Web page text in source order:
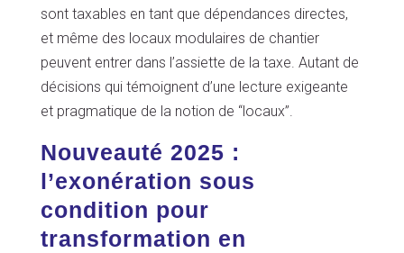
sont taxables en tant que dépendances directes,
et même des locaux modulaires de chantier
peuvent entrer dans l’assiette de la taxe. Autant de
décisions qui témoignent d’une lecture exigeante
et pragmatique de la notion de “locaux”.
Nouveauté 2025 :
l’exonération sous
condition pour
transformation en